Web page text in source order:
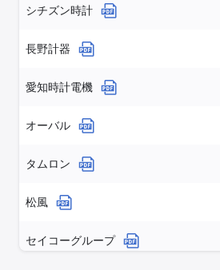
シチズン時計
長野計器
愛知時計電機
オーバル
タムロン
松風
セイコーグループ